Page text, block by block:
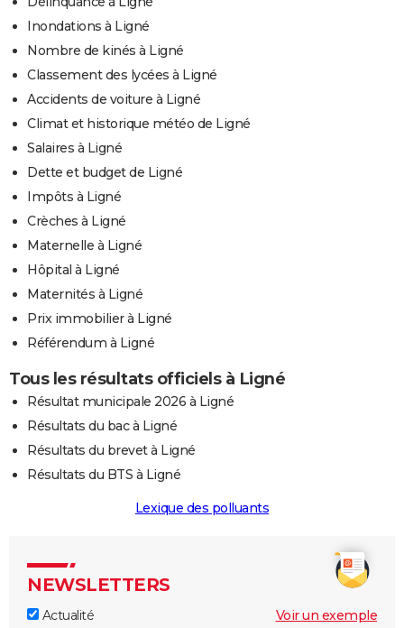
Inondations à Ligné
Nombre de kinés à Ligné
Classement des lycées à Ligné
Accidents de voiture à Ligné
Climat et historique météo de Ligné
Salaires à Ligné
Dette et budget de Ligné
Impôts à Ligné
Crèches à Ligné
Maternelle à Ligné
Hôpital à Ligné
Maternités à Ligné
Prix immobilier à Ligné
Référendum à Ligné
Tous les résultats officiels à Ligné
Résultat municipale 2026 à Ligné
Résultats du bac à Ligné
Résultats du brevet à Ligné
Résultats du BTS à Ligné
Lexique des polluants
NEWSLETTERS
Actualité
Voir un exemple